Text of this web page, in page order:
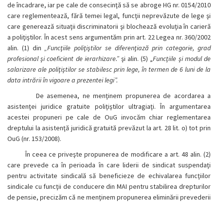
de încadrare, iar pe cale de consecinţă să se abroge HG nr. 0154/2010
care reglementează, fără temei legal, funcţii neprevăzute de lege şi
care generează situaţii discriminatorii şi blochează evoluţia în carieră
a poliţiştilor. În acest sens argumentăm prin art. 22 Legea nr. 360/2002
alin. (1) din„Funcţiile poliţiştilor se diferenţiază prin categorie, grad
profesional şi coeficient de ierarhizare.”şi alin. (5) „Funcţiile şi modul de
salarizare ale poliţiştilor se stabilesc prin lege, în termen de 6 luni de la
data intrării în vigoare a prezentei legi”.
De asemenea, ne menţinem propunerea de acordarea a
asistenţei juridice gratuite poliţiştilor ultragiaţi. În argumentarea
acestei propuneri pe cale de OuG invocăm chiar reglementarea
dreptului la asistenţă juridică gratuită prevăzut la art. 28 lit. o) tot prin
OuG (nr. 153/2008).
În ceea ce priveşte propunerea de modificare a art. 48 alin. (2)
care prevede ca în perioada în care liderii de sindicat suspendaţi
pentru activitate sindicală să beneficieze de echivalarea funcţiilor
sindicale cu funcţii de conducere din MAI pentru stabilirea drepturilor
de pensie, precizăm că ne menţinem propunerea eliminării prevederii